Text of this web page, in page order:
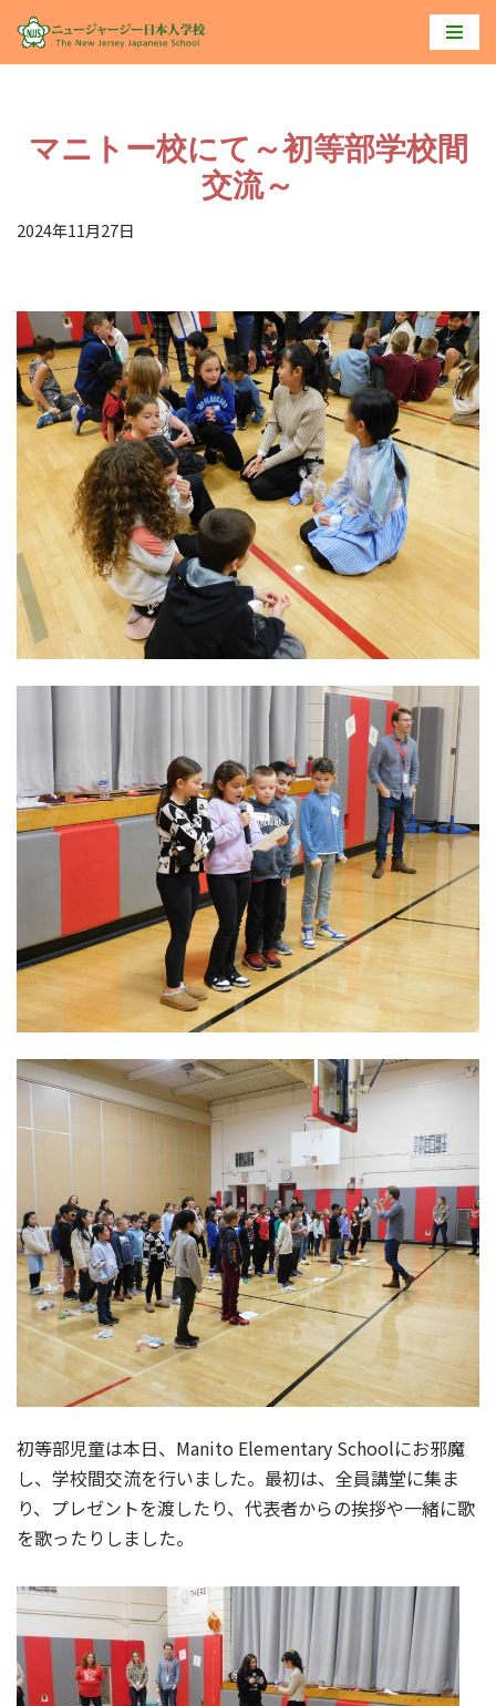
コ
ン
ス
プ
マニトー校にて～初等部学校間
交流～
2024年11月27日
初等部児童は本日、Manito Elementary Schoolにお邪魔
し、学校間交流を行いました。最初は、全員講堂に集ま
り、プレゼントを渡したり、代表者からの挨拶や一緒に歌
を歌ったりしました。